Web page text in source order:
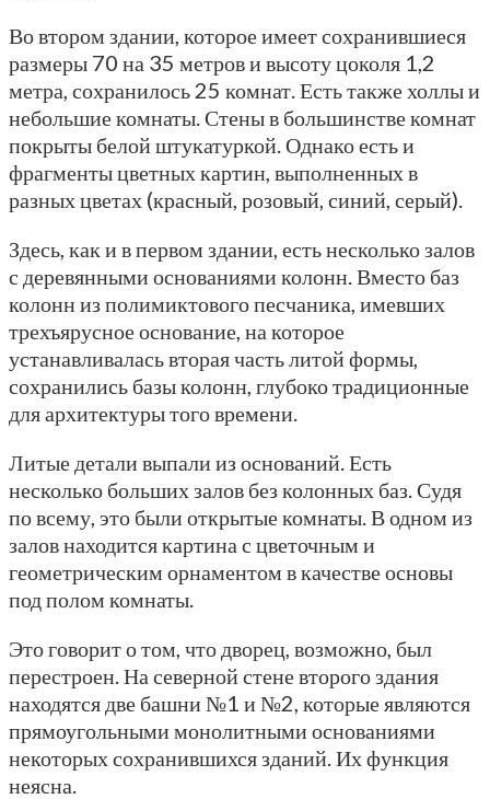
Во втором здании, которое имеет сохранившиеся
размеры 70 на 35 метров и высоту цоколя 1,2
метра, сохранилось 25 комнат. Есть также холлы и
небольшие комнаты. Стены в большинстве комнат
покрыты белой штукатуркой. Однако есть и
фрагменты цветных картин, выполненных в
разных цветах (красный, розовый, синий, серый).
Здесь, как и в первом здании, есть несколько залов
с деревянными основаниями колонн. Вместо баз
колонн из полимиктового песчаника, имевших
трехъярусное основание, на которое
устанавливалась вторая часть литой формы,
сохранились базы колонн, глубоко традиционные
для архитектуры того времени.
Литые детали выпали из оснований. Есть
несколько больших залов без колонных баз. Судя
по всему, это были открытые комнаты. В одном из
залов находится картина с цветочным и
геометрическим орнаментом в качестве основы
под полом комнаты.
Это говорит о том, что дворец, возможно, был
перестроен. На северной стене второго здания
находятся две башни №1 и №2, которые являются
прямоугольными монолитными основаниями
некоторых сохранившихся зданий. Их функция
неясна.